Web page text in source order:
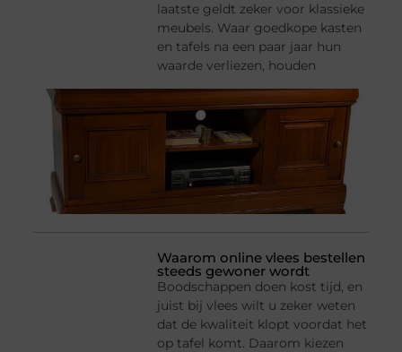
laatste geldt zeker voor klassieke
meubels. Waar goedkope kasten
en tafels na een paar jaar hun
waarde verliezen, houden
Waarom online vlees bestellen
steeds gewoner wordt
Boodschappen doen kost tijd, en
juist bij vlees wilt u zeker weten
dat de kwaliteit klopt voordat het
op tafel komt. Daarom kiezen